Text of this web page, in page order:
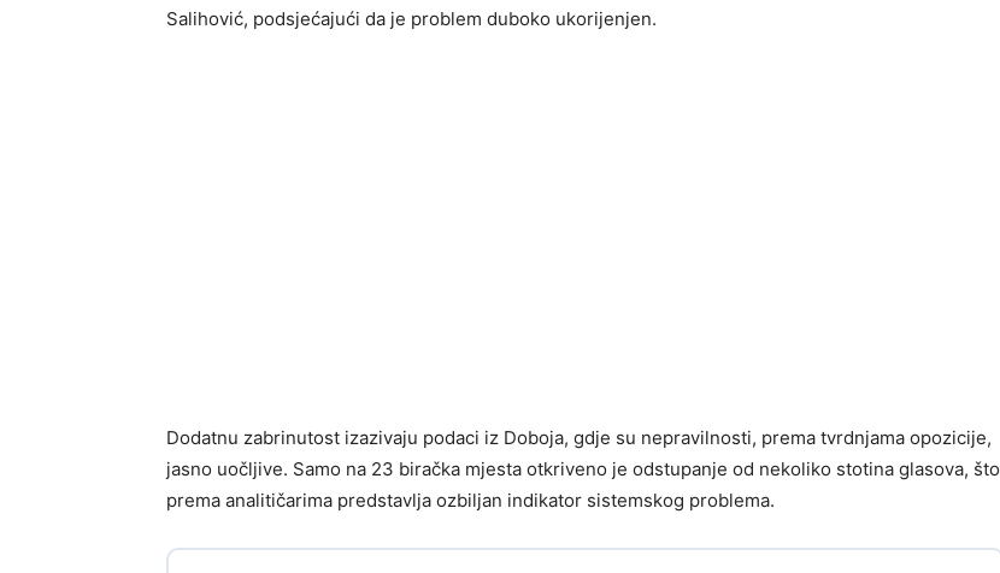
Salihović, podsjećajući da je problem duboko ukorijenjen.
Dodatnu zabrinutost izazivaju podaci iz Doboja, gdje su nepravilnosti, prema tvrdnjama opozicije,
jasno uočljive. Samo na 23 biračka mjesta otkriveno je odstupanje od nekoliko stotina glasova, što
prema analitičarima predstavlja ozbiljan indikator sistemskog problema.